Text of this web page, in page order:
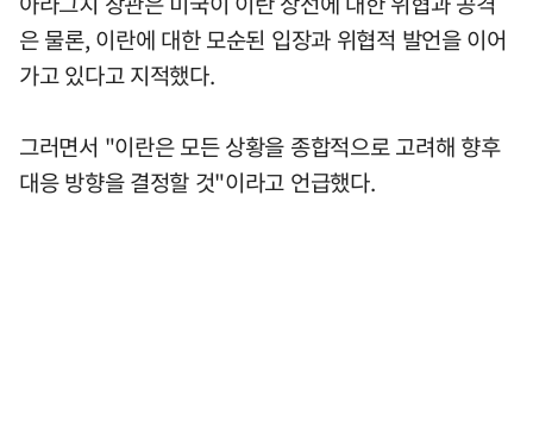
은 물론, 이란에 대한 모순된 입장과 위협적 발언을 이어
가고 있다고 지적했다.
그러면서 "이란은 모든 상황을 종합적으로 고려해 향후
대응 방향을 결정할 것"이라고 언급했다.